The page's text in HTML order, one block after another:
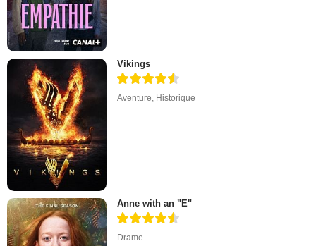
Vikings
Aventure Historique
Anne with an "E"
Drame